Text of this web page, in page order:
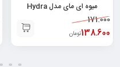
میوه ای مای مدل Hydra
لیتر۶۲۶۰۴۸۲۵۲۱۳۷۸
171.000
138.600تومان